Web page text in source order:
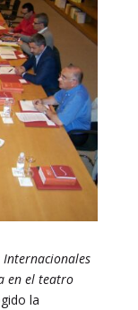
Internacionales
en el teatro
la